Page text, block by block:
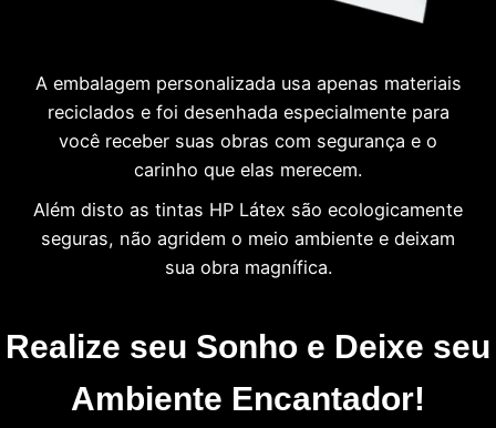
A embalagem personalizada usa apenas materiais
reciclados e foi desenhada especialmente para
você receber suas obras com segurança e o
carinho que elas merecem.
Além disto as tintas HP Látex são ecologicamente
seguras, não agridem o meio ambiente e deixam
sua obra magnífica.
Realize seu Sonho e Deixe seu
Ambiente Encantador!